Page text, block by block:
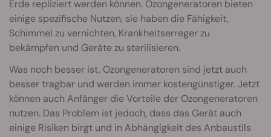
Erde repliziert werden können. Ozongeneratoren bieten
einige spezifische Nutzen, sie haben die Fähigkeit,
Schimmel zu vernichten, Krankheitserreger zu
bekämpfen und Geräte zu sterilisieren.
Was noch besser ist, Ozongeneratoren sind jetzt auch
besser tragbar und werden immer kostengünstiger. Jetzt
können auch Anfänger die Vorteile der Ozongeneratoren
nutzen. Das Problem ist jedoch, dass das Gerät auch
einige Risiken birgt und in Abhängigkeit des Anbaustils